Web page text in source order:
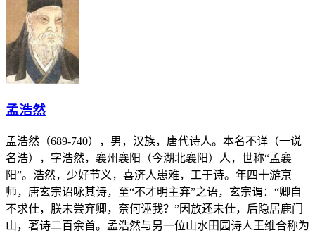
孟浩然
孟浩然（689-740），男，汉族，唐代诗人。本名不详（一说
名浩），字浩然，襄州襄阳（今湖北襄阳）人，世称“孟襄
阳”。浩然，少好节义，喜济人患难，工于诗。年四十游京
师，唐玄宗诏咏其诗，至“不才明主弃”之语，玄宗谓：“卿自
不求仕，朕未尝弃卿，奈何诬我？”因放还未仕，后隐居鹿门
山，著诗二百余首。孟浩然与另一位山水田园诗人王维合称为